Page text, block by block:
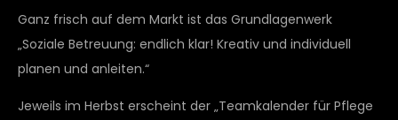
Ganz frisch auf dem Markt ist das Grundlagenwerk
„Soziale Betreuung: endlich klar! Kreativ und individuell
planen und anleiten.“
Jeweils im Herbst erscheint der „Teamkalender für Pflege